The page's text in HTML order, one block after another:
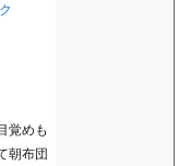
覚めも
朝布団